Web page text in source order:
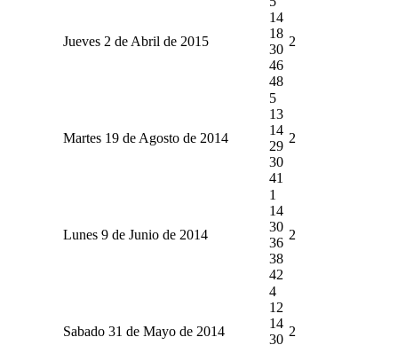
Jueves 2 de Abril de 2015
14
18
30
46
48
2
Martes 19 de Agosto de 2014
5
13
14
29
30
41
2
Lunes 9 de Junio de 2014
1
14
30
36
38
42
2
Sabado 31 de Mayo de 2014
4
12
14
30
2